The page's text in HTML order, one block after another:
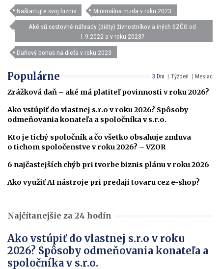
Naštartujte svoj biznis Minimálna mzda v roku 2023
Aké sú cestovné náhrady (diéty) živnostníkov a iných SZČO od
1.9.2022 a v roku 2023?
Daňový bonus na dieťa v roku 2023
3 Dni Týždeň Mesiac
Populárne
Zrážková daň – aké má platiteľ povinnosti v roku 2026?
Ako vstúpiť do vlastnej s.r.o v roku 2026? Spôsoby
odmeňovania konateľa a spoločníka v s.r.o.
Kto je tichý spoločník a čo všetko obsahuje zmluva
o tichom spoločenstve v roku 2026? – VZOR
6 najčastejších chýb pri tvorbe biznis plánu v roku 2026
Ako využiť AI nástroje pri predaji tovaru cez e-shop?
Najčítanejšie za 24 hodín
Ako vstúpiť do vlastnej s.r.o v roku
2026? Spôsoby odmeňovania konateľa a
spoločníka v s.r.o.